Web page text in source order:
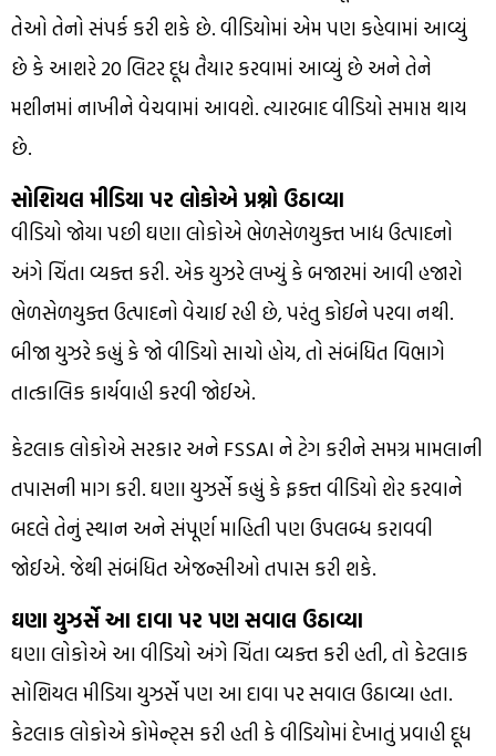
તેઓ તેનો સંપર્ક કરી શકે છે. વીડિયોમાં એમ પણ કહેવામાં આવ્યું
છે કે આશરે 20 લિટર દૂધ તૈયાર કરવામાં આવ્યું છે અને તેને
મશીનમાં નાખીને વેચવામાં આવશે. ત્યારબાદ વીડિયો સમાપ્ત થાય
છે.
સોશિયલ મીડિયા પર લોકોએ પ્રશ્નો ઉઠાવ્યા
વીડિયો જોયા પછી ઘણા લોકોએ ભેળસેળયુક્ત ખાદ્ય ઉત્પાદનો
અંગે ચિંતા વ્યક્ત કરી. એક યુઝરે લખ્યું કે બજારમાં આવી હજારો
ભેળસેળયુક્ત ઉત્પાદનો વેચાઈ રહી છે, પરંતુ કોઈને પરવા નથી.
બીજા યુઝરે કહ્યું કે જો વીડિયો સાચો હોય, તો સંબંધિત વિભાગે
તાત્કાલિક કાર્યવાહી કરવી જોઈએ.
કેટલાક લોકોએ સરકાર અને FSSAI ને ટેગ કરીને સમગ્ર મામલાની
તપાસની માગ કરી. ઘણા યુઝર્સે કહ્યું કે ફક્ત વીડિયો શેર કરવાને
બદલે તેનું સ્થાન અને સંપૂર્ણ માહિતી પણ ઉપલબ્ધ કરાવવી
જોઈએ. જેથી સંબંધિત એજન્સીઓ તપાસ કરી શકે.
ઘણા યુઝર્સે આ દાવા પર પણ સવાલ ઉઠાવ્યા
ઘણા લોકોએ આ વીડિયો અંગે ચિંતા વ્યક્ત કરી હતી, તો કેટલાક
સોશિયલ મીડિયા યુઝર્સે પણ આ દાવા પર સવાલ ઉઠાવ્યા હતા.
કેટલાક લોકોએ કોમેન્ટ્સ કરી હતી કે વીડિયોમાં દેખાતું પ્રવાહી દૂધ